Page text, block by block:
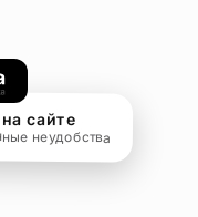
сайте
неудобства